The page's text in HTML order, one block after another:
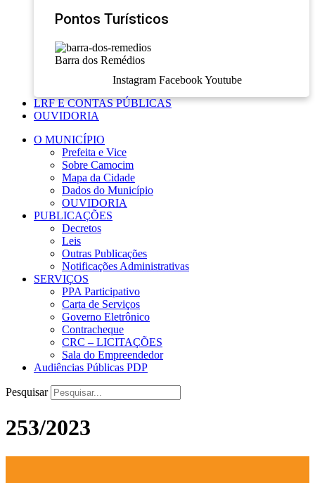
Pontos Turísticos
Barra dos Remédios
Instagram Facebook Youtube
LRF E CONTAS PÚBLICAS
OUVIDORIA
O MUNICÍPIO
Prefeita e Vice
Sobre Camocim
Mapa da Cidade
Dados do Município
OUVIDORIA
PUBLICAÇÕES
Decretos
Leis
Outras Publicações
Notificações Administrativas
SERVIÇOS
PPA Participativo
Carta de Serviços
Governo Eletrônico
Contracheque
CRC – LICITAÇÕES
Sala do Empreendedor
Audiências Públicas PDP
Pesquisar
253/2023